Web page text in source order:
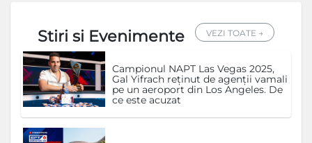
Stiri si Evenimente VEZI TOATE →
Campionul NAPT Las Vegas 2025,
Gal Yifrach reținut de agenții vamali
pe un aeroport din Los Angeles. De
ce este acuzat